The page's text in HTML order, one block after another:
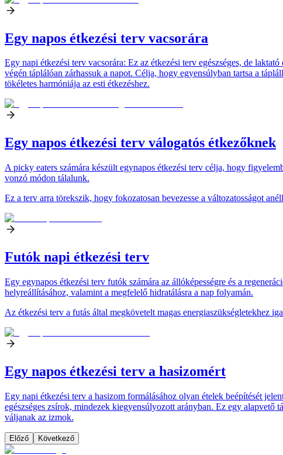
Egy napos étkezési terv vacsorára
Egy napi étkezési terv vacsorára: Ez az étkezési terv egészséges, de
végén táplálóan zárhassuk a napot. Célja, hogy egyensúlyban tartsa a
tökéletes harmóniája az esti étkezéshez.
Egy napos étkezési terv válogatós étkezőknek
A picky eaters számára készült egynapos étkezési terv célja, hogy
vonzó módon tálalunk.
Ez a terv arra törekszik, hogy fokozatosan bevezesse a változatosságot
Futók napi étkezési terv
Egy egynapos étkezési terv futók számára az állóképességre és a
helyreállításához, valamint a megfelelő hidratálásra a nap folyamán.
Az étkezési terv a futás által megkövetelt magas energiaszükségletekhez
Egy napos étkezési terv a hasizomért
Egy napi étkezési terv a hasizom formálásához olyan ételek beépítését
egészséges zsírok, mindezek kiegyensúlyozott arányban. Ez egy alapvető
váljanak az izmok.
Előző Következő